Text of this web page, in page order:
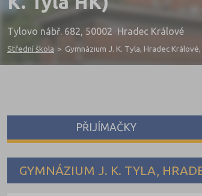
Tylovo nábř. 682, 50002 Hradec Králové
Střední škola > Gymnázium J. K. Tyla, Hradec
GYMNÁZIUM J. K. TYLA,
PŘIJÍMAČKY